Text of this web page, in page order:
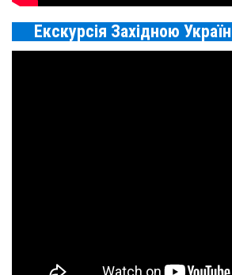
Екскурсія Західною